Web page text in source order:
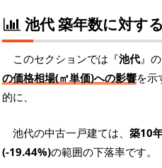
池代 築年数に対す
このセクションでは『池代』の
の価格相場(㎡単価)への影響を示
的に、
池代の中古一戸建ては、 築10
(-19.44%)の範囲の下落率です。